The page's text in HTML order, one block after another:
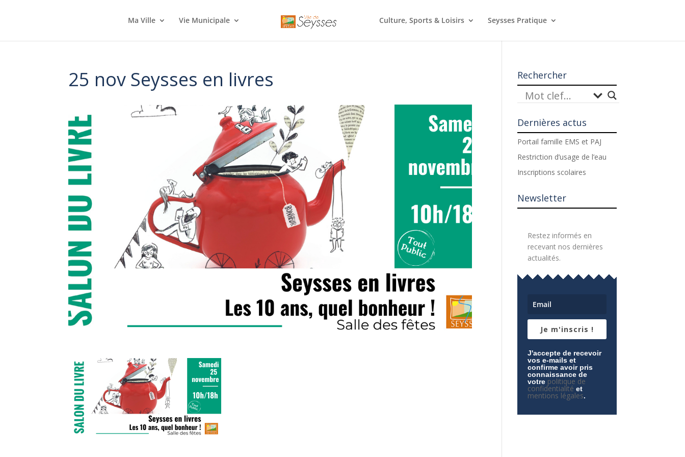
Ma Ville Vie Municipale Culture, Sports & Loisirs Seysses Pratique
25 nov Seysses en livres Rechercher
Dernières actus
Portail famille EMS et PAJ
Restriction d’usage de l’eau
Inscriptions scolaires
Newsletter
Restez informés en
recevant nos dernières
actualités.
Je m'inscris !
J'accepte de recevoir
vos e-mails et
confirme avoir pris
connaissance de
votre politique de
confidentialité et
mentions légales.